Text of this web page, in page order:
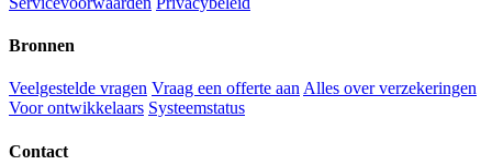
Bronnen
Veelgestelde vragen Vraag een offerte aanAlles over verzekeringen
Voor ontwikkelaars Systeemstatus
Contact